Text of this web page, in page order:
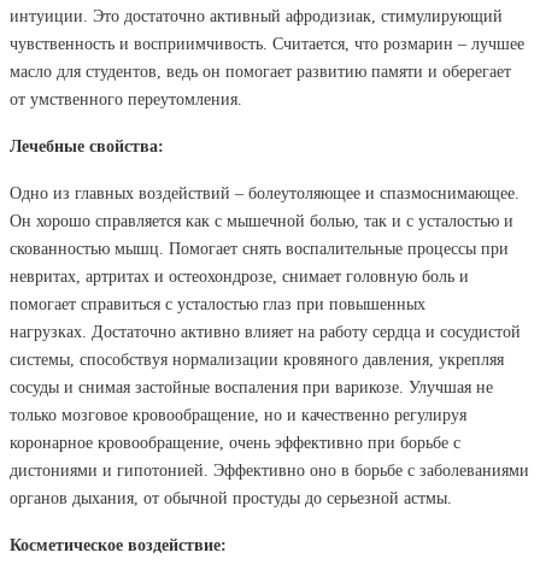
интуиции. Это достаточно активный афродизиак, стимулирующий
чувственность и восприимчивость. Считается, что розмарин – лучшее
масло для студентов, ведь он помогает развитию памяти и оберегает
от умственного переутомления.
Лечебные свойства:
Одно из главных воздействий – болеутоляющее и спазмоснимающее.
Он хорошо справляется как с мышечной болью, так и с усталостью и
скованностью мышц. Помогает снять воспалительные процессы при
невритах, артритах и остеохондрозе, снимает головную боль и
помогает справиться с усталостью глаз при повышенных
нагрузках. Достаточно активно влияет на работу сердца и сосудистой
системы, способствуя нормализации кровяного давления, укрепляя
сосуды и снимая застойные воспаления при варикозе. Улучшая не
только мозговое кровообращение, но и качественно регулируя
коронарное кровообращение, очень эффективно при борьбе с
дистониями и гипотонией. Эффективно оно в борьбе с заболеваниями
органов дыхания, от обычной простуды до серьезной астмы.
Косметическое воздействие: